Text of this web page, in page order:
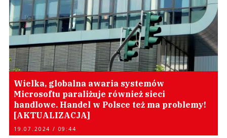
Wielka, globalna awaria systemów
Microsoftu paraliżuje również sieci
handlowe. Handel w Polsce też ma problemy!
[AKTUALIZACJA]
19.07.2024 / 09:44